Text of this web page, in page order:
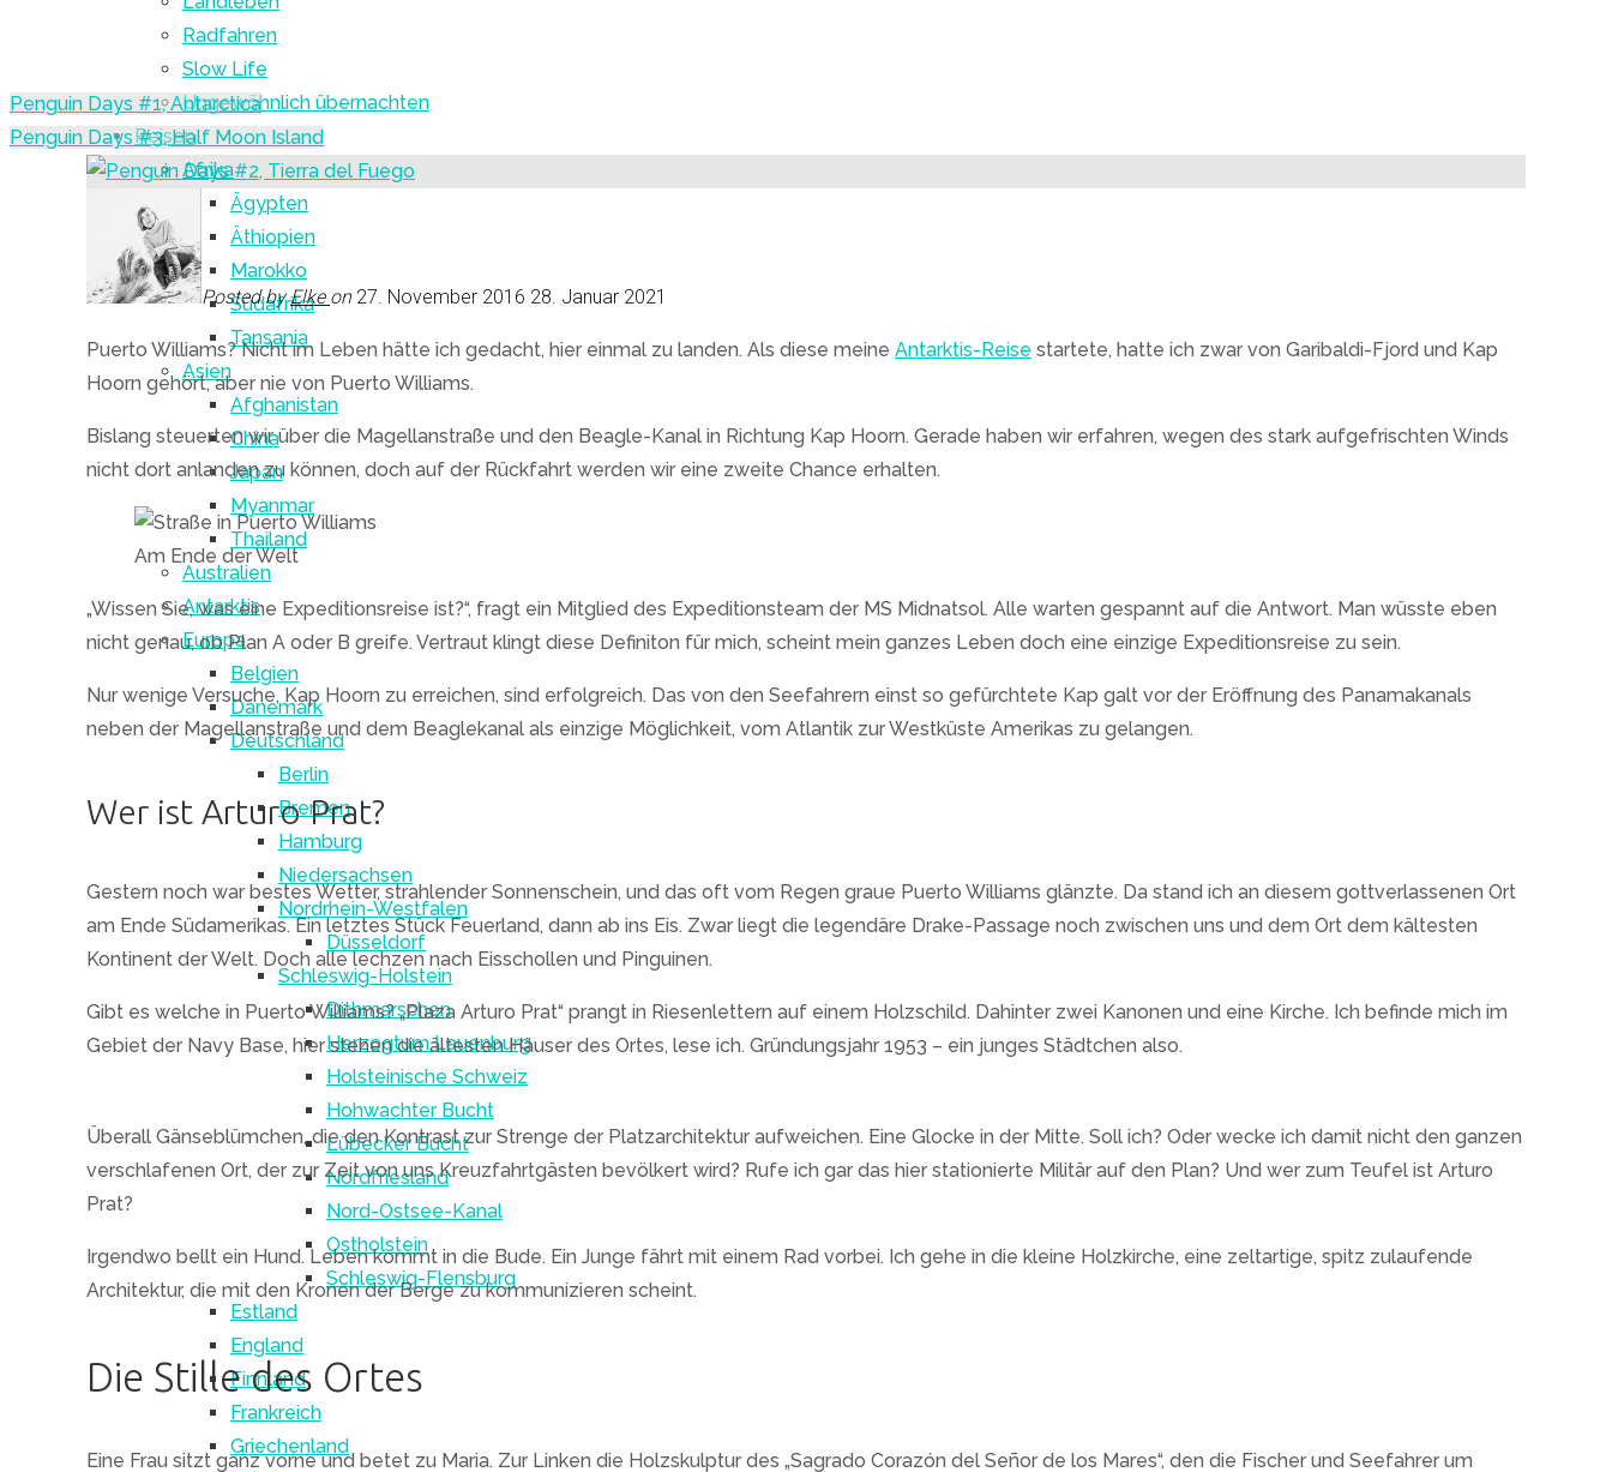
Radfahren
Slow Life
Ungewöhnlich übernachten
Reisen
Afrika
Ägypten
Äthiopien
Marokko
Südafrika
Tansania
Asien
Afghanistan
China
Japan
Myanmar
Thailand
Australien
Antarktis
Europa
Belgien
Dänemark
Deutschland
Berlin
Bremen
Hamburg
Niedersachsen
Nordrhein-Westfalen
Düsseldorf
Schleswig-Holstein
Dithmarschen
Herzogtum Lauenburg
Holsteinische Schweiz
Hohwachter Bucht
Lübecker Bucht
Nordfriesland
Nord-Ostsee-Kanal
Ostholstein
Schleswig-Flensburg
Estland
England
Finnland
Frankreich
Griechenland
Penguin Days #1, Antarctica
Penguin Days #3, Half Moon Island
Posted byElke on 27. November 2016 28. Januar 2021
Puerto Williams? Nicht im Leben hätte ich gedacht, hier einmal zu landen. Als diese meine Antarktis-Reise startete, hatte ich zwar von Garibaldi-Fjord und Kap
Hoorn gehört, aber nie von Puerto Williams.
Bislang steuerten wir über die Magellanstraße und den Beagle-Kanal in Richtung Kap Hoorn. Gerade haben wir erfahren, wegen des stark aufgefrischten Winds
nicht dort anlanden zu können, doch auf der Rückfahrt werden wir eine zweite Chance erhalten.
Am Ende der Welt
„Wissen Sie, was eine Expeditionsreise ist?“, fragt ein Mitglied des Expeditionsteam der MS Midnatsol. Alle warten gespannt auf die Antwort. Man wüsste eben
nicht genau, ob Plan A oder B greife. Vertraut klingt diese Definiton für mich, scheint mein ganzes Leben doch eine einzige Expeditionsreise zu sein.
Nur wenige Versuche, Kap Hoorn zu erreichen, sind erfolgreich. Das von den Seefahrern einst so gefürchtete Kap galt vor der Eröffnung des Panamakanals
neben der Magellanstraße und dem Beaglekanal als einzige Möglichkeit, vom Atlantik zur Westküste Amerikas zu gelangen.
Wer ist Arturo Prat?
Gestern noch war bestes Wetter, strahlender Sonnenschein, und das oft vom Regen graue Puerto Williams glänzte. Da stand ich an diesem gottverlassenen Ort
am Ende Südamerikas. Ein letztes Stück Feuerland, dann ab ins Eis. Zwar liegt die legendäre Drake-Passage noch zwischen uns und dem Ort dem kältesten
Kontinent der Welt. Doch alle lechzen nach Eisschollen und Pinguinen.
Gibt es welche in Puerto Williams? „Plaza Arturo Prat“ prangt in Riesenlettern auf einem Holzschild. Dahinter zwei Kanonen und eine Kirche. Ich befinde mich im
Gebiet der Navy Base, hier stehen die ältesten Häuser des Ortes, lese ich. Gründungsjahr 1953 – ein junges Städtchen also.
Überall Gänseblümchen, die den Kontrast zur Strenge der Platzarchitektur aufweichen. Eine Glocke in der Mitte. Soll ich? Oder wecke ich damit nicht den ganzen
verschlafenen Ort, der zur Zeit von uns Kreuzfahrtgästen bevölkert wird? Rufe ich gar das hier stationierte Militär auf den Plan? Und wer zum Teufel ist Arturo
Prat?
Irgendwo bellt ein Hund. Leben kommt in die Bude. Ein Junge fährt mit einem Rad vorbei. Ich gehe in die kleine Holzkirche, eine zeltartige, spitz zulaufende
Architektur, die mit den Kronen der Berge zu kommunizieren scheint.
Die Stille des Ortes
Eine Frau sitzt ganz vorne und betet zu Maria. Zur Linken die Holzskulptur des „Sagrado Corazón del Señor de los Mares“, den die Fischer und Seefahrer um